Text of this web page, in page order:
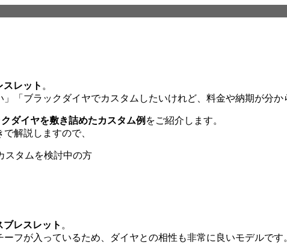
スレット 。
「ブラックダイヤでカスタムしたいけれど、料金や納期が分
ダイヤを敷き詰めたカスタム例 をご紹介します。
解説しますので、
スタムを検討中の方
レスレット 。
フが入っているため、ダイヤとの相性も非常に良いモデルです